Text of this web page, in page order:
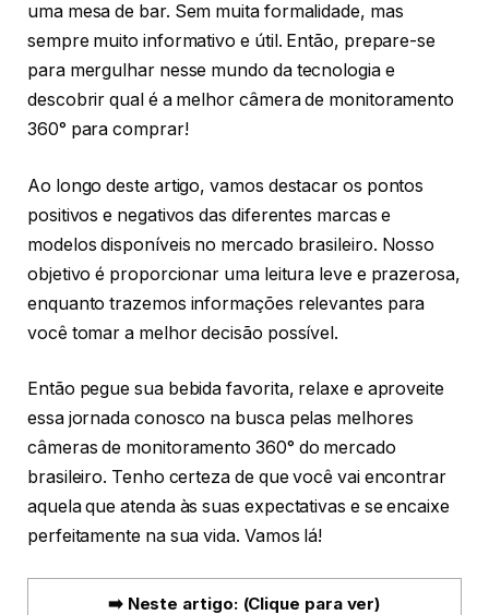
uma mesa de bar. Sem muita formalidade, mas
sempre muito informativo e útil. Então, prepare-se
para mergulhar nesse mundo da tecnologia e
descobrir qual é a melhor câmera de monitoramento
360° para comprar!
Ao longo deste artigo, vamos destacar os pontos
positivos e negativos das diferentes marcas e
modelos disponíveis no mercado brasileiro. Nosso
objetivo é proporcionar uma leitura leve e prazerosa,
enquanto trazemos informações relevantes para
você tomar a melhor decisão possível.
Então pegue sua bebida favorita, relaxe e aproveite
essa jornada conosco na busca pelas melhores
câmeras de monitoramento 360° do mercado
brasileiro. Tenho certeza de que você vai encontrar
aquela que atenda às suas expectativas e se encaixe
perfeitamente na sua vida. Vamos lá!
➡️ Neste artigo: (Clique para ver)